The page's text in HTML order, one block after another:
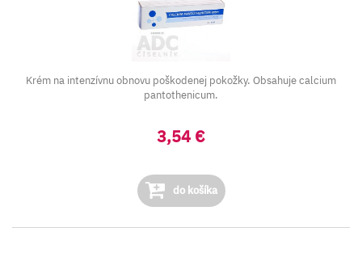
Krém na intenzívnu obnovu poškodenej pokožky. Obsahuje calcium
pantothenicum.
3,54 €
do košíka